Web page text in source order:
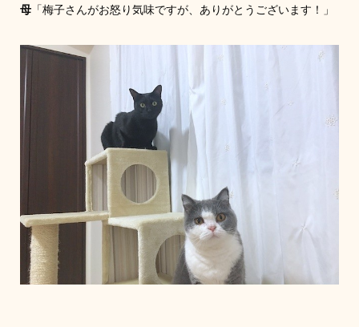
母「梅子さんがお怒り気味ですが、ありがとうございます！」